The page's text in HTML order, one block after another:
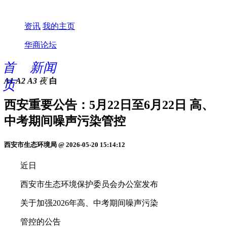
资讯 我的主页
华商论坛
首
页
新闻
A1 A2 A3 夜 白
西安重要公告：5月22日至6月22日 高、
中考期间噪声污染管控
西安市生态环境局 @ 2026-05-20 15:14:12
近日
西安市生态环境保护委员会办公室发布
关于加强2026年高、中考期间噪声污染
管控的公告